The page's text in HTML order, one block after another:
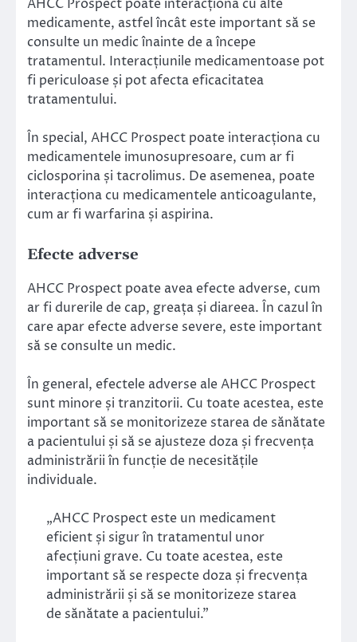
AHCC Prospect poate interacționa cu alte
medicamente, astfel încât este important să se
consulte un medic înainte de a începe
tratamentul. Interacțiunile medicamentoase pot
fi periculoase și pot afecta eficacitatea
tratamentului.
În special, AHCC Prospect poate interacționa cu
medicamentele imunosupresoare, cum ar fi
ciclosporina și tacrolimus. De asemenea, poate
interacționa cu medicamentele anticoagulante,
cum ar fi warfarina și aspirina.
Efecte adverse
AHCC Prospect poate avea efecte adverse, cum
ar fi durerile de cap, greața și diareea. În cazul în
care apar efecte adverse severe, este important
să se consulte un medic.
În general, efectele adverse ale AHCC Prospect
sunt minore și tranzitorii. Cu toate acestea, este
important să se monitorizeze starea de sănătate
a pacientului și să se ajusteze doza și frecvența
administrării în funcție de necesitățile
individuale.
„AHCC Prospect este un medicament
eficient și sigur în tratamentul unor
afecțiuni grave. Cu toate acestea, este
important să se respecte doza și frecvența
administrării și să se monitorizeze starea
de sănătate a pacientului.”